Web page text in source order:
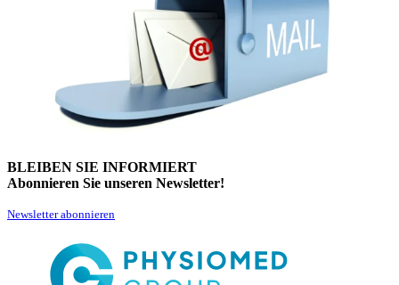
BLEIBEN SIE INFORMIERT
Abonnieren Sie unseren Newsletter!
Newsletter abonnieren